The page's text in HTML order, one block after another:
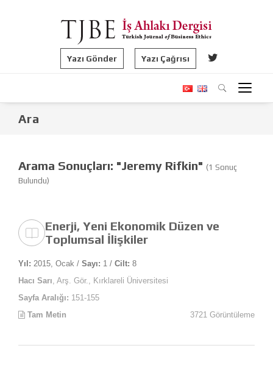
Yazı Gönder Yazı Çağrısı
Ara
Arama Sonuçları: "Jeremy Rifkin" (1 Sonuç
Bulundu)
Enerji, Yeni Ekonomik Düzen ve
Toplumsal İlişkiler
Yıl: 2015, Ocak / Sayı: 1 / Cilt: 8
Hacı Sarı , Arş. Gör., Kırklareli Üniversitesi
Sayfa Aralığı: 151-155
Tam Metin
3721 Görüntüleme